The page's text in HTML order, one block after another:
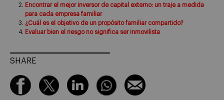
Encontrar el mejor inversor de capital externo: un traje a medida
para cada empresa familiar
¿Cuál es el objetivo de un propósito familiar compartido?
Evaluar bien el riesgo no significa ser inmovilista
SHARE